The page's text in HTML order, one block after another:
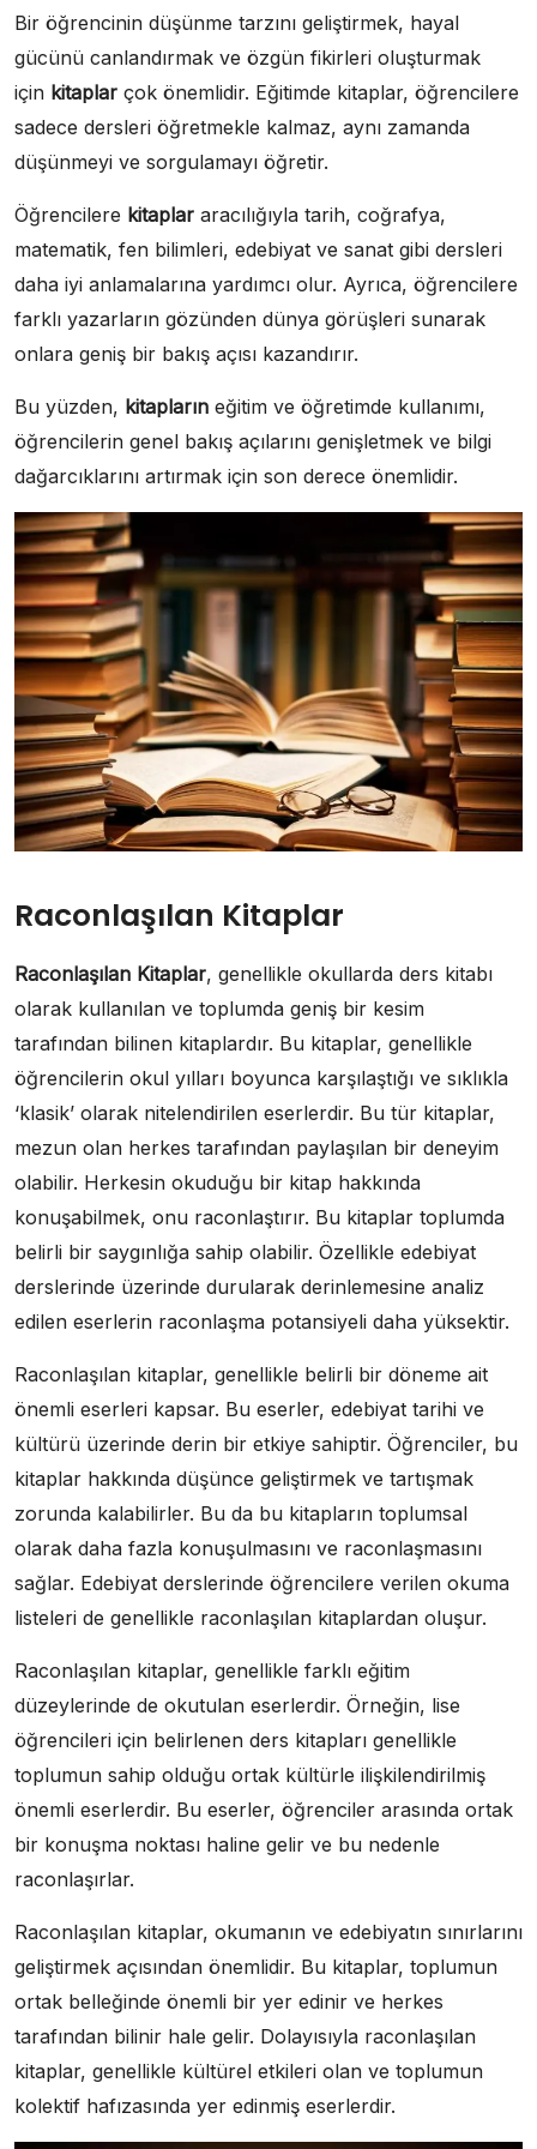
Bir öğrencinin düşünme tarzını geliştirmek, hayal
gücünü canlandırmak ve özgün fikirleri oluşturmak
için kitaplar çok önemlidir. Eğitimde kitaplar, öğrencilere
sadece dersleri öğretmekle kalmaz, aynı zamanda
düşünmeyi ve sorgulamayı öğretir.
Öğrencilere kitaplar aracılığıyla tarih, coğrafya,
matematik, fen bilimleri, edebiyat ve sanat gibi dersleri
daha iyi anlamalarına yardımcı olur. Ayrıca, öğrencilere
farklı yazarların gözünden dünya görüşleri sunarak
onlara geniş bir bakış açısı kazandırır.
Bu yüzden, kitapların eğitim ve öğretimde kullanımı,
öğrencilerin genel bakış açılarını genişletmek ve bilgi
dağarcıklarını artırmak için son derece önemlidir.
Raconlaşılan Kitaplar
Raconlaşılan Kitaplar, genellikle okullarda ders kitabı
olarak kullanılan ve toplumda geniş bir kesim
tarafından bilinen kitaplardır. Bu kitaplar, genellikle
öğrencilerin okul yılları boyunca karşılaştığı ve sıklıkla
‘klasik’ olarak nitelendirilen eserlerdir. Bu tür kitaplar,
mezun olan herkes tarafından paylaşılan bir deneyim
olabilir. Herkesin okuduğu bir kitap hakkında
konuşabilmek, onu raconlaştırır. Bu kitaplar toplumda
belirli bir saygınlığa sahip olabilir. Özellikle edebiyat
derslerinde üzerinde durularak derinlemesine analiz
edilen eserlerin raconlaşma potansiyeli daha yüksektir.
Raconlaşılan kitaplar, genellikle belirli bir döneme ait
önemli eserleri kapsar. Bu eserler, edebiyat tarihi ve
kültürü üzerinde derin bir etkiye sahiptir. Öğrenciler, bu
kitaplar hakkında düşünce geliştirmek ve tartışmak
zorunda kalabilirler. Bu da bu kitapların toplumsal
olarak daha fazla konuşulmasını ve raconlaşmasını
sağlar. Edebiyat derslerinde öğrencilere verilen okuma
listeleri de genellikle raconlaşılan kitaplardan oluşur.
Raconlaşılan kitaplar, genellikle farklı eğitim
düzeylerinde de okutulan eserlerdir. Örneğin, lise
öğrencileri için belirlenen ders kitapları genellikle
toplumun sahip olduğu ortak kültürle ilişkilendirilmiş
önemli eserlerdir. Bu eserler, öğrenciler arasında ortak
bir konuşma noktası haline gelir ve bu nedenle
raconlaşırlar.
Raconlaşılan kitaplar, okumanın ve edebiyatın sınırlarını
geliştirmek açısından önemlidir. Bu kitaplar, toplumun
ortak belleğinde önemli bir yer edinir ve herkes
tarafından bilinir hale gelir. Dolayısıyla raconlaşılan
kitaplar, genellikle kültürel etkileri olan ve toplumun
kolektif hafızasında yer edinmiş eserlerdir.